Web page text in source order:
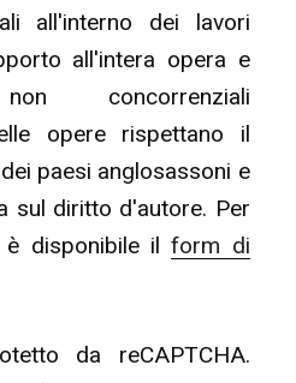
all'interno dei lavori
all'intera opera e
concorrenziali
opere rispettano il
paesi anglosassoni e
sul diritto d'autore. Per
è disponibile ilform di
da reCAPTCHA.